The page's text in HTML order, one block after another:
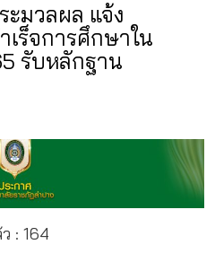
ะมวลผล แจ้ง
ร็จการศึกษาใน
รับหลักฐาน
: 164